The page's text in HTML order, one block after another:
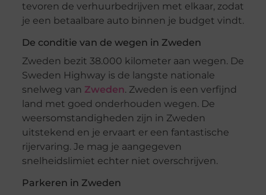
tevoren de verhuurbedrijven met elkaar, zodat
je een betaalbare auto binnen je budget vindt.
De conditie van de wegen in Zweden
Zweden bezit 38.000 kilometer aan wegen. De
Sweden Highway is de langste nationale
snelweg van Zweden. Zweden is een verfijnd
land met goed onderhouden wegen. De
weersomstandigheden zijn in Zweden
uitstekend en je ervaart er een fantastische
rijervaring. Je mag je aangegeven
snelheidslimiet echter niet overschrijven.
Parkeren in Zweden